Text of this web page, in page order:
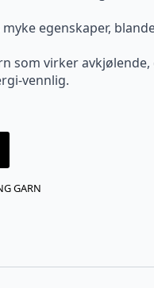
egenskaper,
som virker
vennlig.
GARN